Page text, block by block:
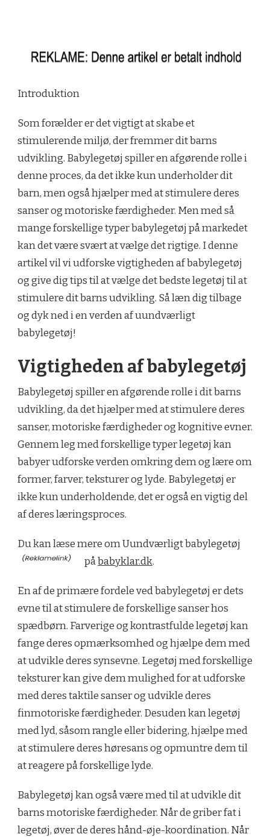
Introduktion
Som forælder er det vigtigt at skabe et
stimulerende miljø, der fremmer dit barns
udvikling. Babylegetøj spiller en afgørende rolle i
denne proces, da det ikke kun underholder dit
barn, men også hjælper med at stimulere deres
sanser og motoriske færdigheder. Men med så
mange forskellige typer babylegetøj på markedet
kan det være svært at vælge det rigtige. I denne
artikel vil vi udforske vigtigheden af babylegetøj
og give dig tips til at vælge det bedste legetøj til at
stimulere dit barns udvikling. Så læn dig tilbage
og dyk ned i en verden af uundværligt
babylegetøj!
Vigtigheden af babylegetøj
Babylegetøj spiller en afgørende rolle i dit barns
udvikling, da det hjælper med at stimulere deres
sanser, motoriske færdigheder og kognitive evner.
Gennem leg med forskellige typer legetøj kan
babyer udforske verden omkring dem og lære om
former, farver, teksturer og lyde. Babylegetøj er
ikke kun underholdende, det er også en vigtig del
af deres læringsproces.
Du kan læse mere om Uundværligt babylegetøj
påbabyklar.dk.
En af de primære fordele ved babylegetøj er dets
evne til at stimulere de forskellige sanser hos
spædbørn. Farverige og kontrastfulde legetøj kan
fange deres opmærksomhed og hjælpe dem med
at udvikle deres synsevne. Legetøj med forskellige
teksturer kan give dem mulighed for at udforske
med deres taktile sanser og udvikle deres
finmotoriske færdigheder. Desuden kan legetøj
med lyd, såsom rangle eller bidering, hjælpe med
at stimulere deres høresans og opmuntre dem til
at reagere på forskellige lyde.
Babylegetøj kan også være med til at udvikle dit
barns motoriske færdigheder. Når de griber fat i
legetøj, øver de deres hånd-øje-koordination. Når